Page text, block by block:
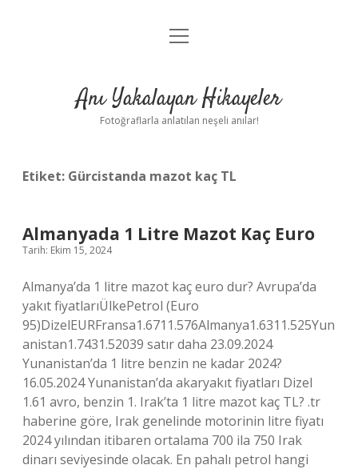
Anasayfa
Yasal Uyarı
menüyü
Anı Yakalayan Hikayeler
Fotoğraflarla anlatılan neşeli anılar!
Etiket: Gürcistanda mazot kaç TL
Almanyada 1 Litre Mazot Kaç Euro
Tarih: Ekim 15, 2024
Almanya’da 1 litre mazot kaç euro dur? Avrupa’da
yakıt fiyatlarıÜlkePetrol (Euro
95)DizelEURFransa1.6711.576Almanya1.6311.525Yun
anistan1.7431.52039 satır daha 23.09.2024
Yunanistan’da 1 litre benzin ne kadar 2024?
16.05.2024 Yunanistan’da akaryakıt fiyatları Dizel
1.61 avro, benzin 1. Irak’ta 1 litre mazot kaç TL? .tr
haberine göre, Irak genelinde motorinin litre fiyatı
2024 yılından itibaren ortalama 700 ila 750 Irak
dinarı seviyesinde olacak. En pahalı petrol hangi